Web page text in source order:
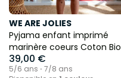
WE ARE JOLIES
Pyjama enfant imprimé
marinère coeurs Coton Bio
39,00 €
5/6 ans ⋅ 7/8 ans